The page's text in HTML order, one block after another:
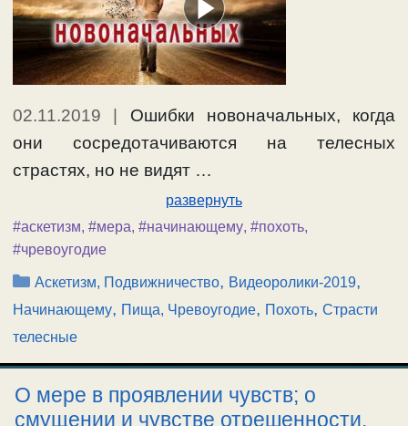
02.11.2019 | Ошибки новоначальных, когда
они сосредотачиваются на телесных
страстях, но не видят …
развернуть
#аскетизм, #мера, #начинающему, #похоть,
#чревоугодие
Рубрики
Аскетизм, Подвижничество, Видеоролики-2019,
Начинающему, Пища, Чревоугодие, Похоть, Страсти
телесные
О мере в проявлении чувств; о
смущении и чувстве отрешенности.